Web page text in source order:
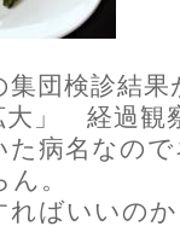
団検診結果
大」 経過
た病名なの
。
ればいいの